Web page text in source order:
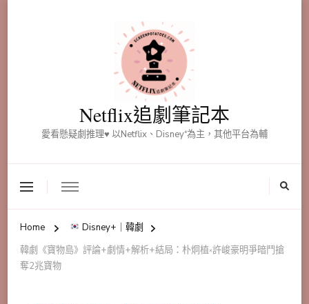
Netflix追劇筆記本
愛看懸疑劇推理♥ 以Netflix、Disney⁺為主，其他平台為輔
Home
Disney+｜韓劇
韓劇《寶物島》評論+劇情+解析+結局：朴炯植༝許峻豪明爭暗鬥搶
奪2兆寶物